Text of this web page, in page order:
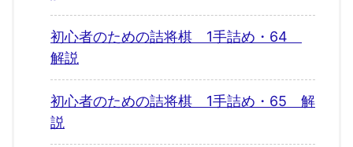
初心者のための詰将棋 1手詰め・64
解説
初心者のための詰将棋 1手詰め・65 解
説